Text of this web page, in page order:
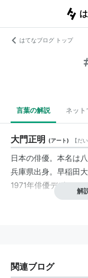
はてなブログ トップ
言葉の解説 ネット
大門正明 (アート) 【だ
日本の俳優。本名は
兵庫県出身。早稲田
1971年俳優デビュー
解
関連ブログ